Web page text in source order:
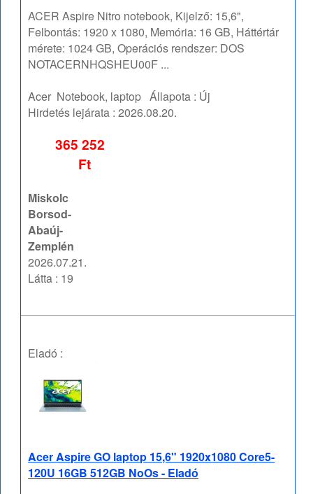
ACER Aspire Nitro notebook, Kijelző: 15,6",
Felbontás: 1920 x 1080, Memória: 16 GB, Háttértár
mérete: 1024 GB, Operációs rendszer: DOS
NOTACERNHQSHEU00F ...
Acer Notebook, laptop Állapota : Új
Hirdetés lejárata :2026.08.20.
365 252
Ft
Miskolc
Borsod-
Abaúj-
Zemplén
2026.07.21.
Látta : 19
Eladó :
Acer Aspire GO laptop 15,6" 1920x1080 Core5-
120U 16GB 512GB NoOs - Eladó